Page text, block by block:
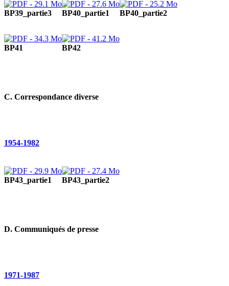
BP39_partie3 BP40_partie1 BP40_partie2
BP41 BP42
C. Correspondance diverse
1954-1982
BP43_partie1 BP43_partie2
D. Communiqués de presse
1971-1987